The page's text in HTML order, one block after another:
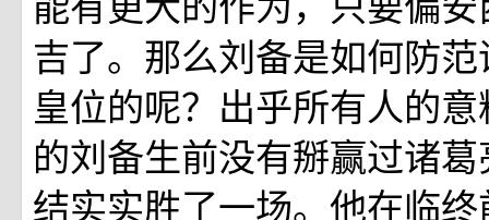
吉了。那么刘备是如何防
皇位的呢？出乎所有人的
的刘备生前没有掰赢过诸
结实实胜了一场。他在临